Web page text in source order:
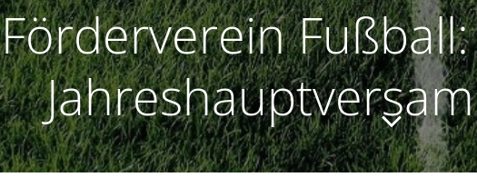
Förderverein